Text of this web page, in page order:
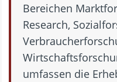
Bereichen
Research,
umfassen die